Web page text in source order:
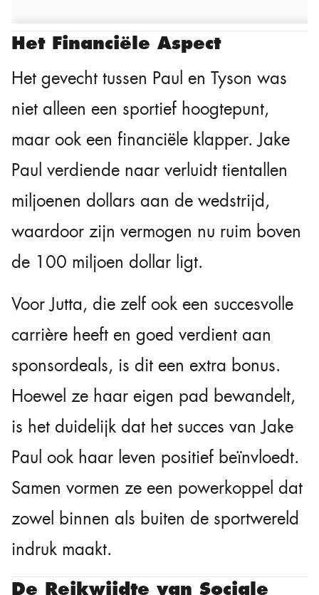
Het Financiële Aspect
Het gevecht tussen Paul en Tyson was
niet alleen een sportief hoogtepunt,
maar ook een financiële klapper. Jake
Paul verdiende naar verluidt tientallen
miljoenen dollars aan de wedstrijd,
waardoor zijn vermogen nu ruim boven
de 100 miljoen dollar ligt.
Voor Jutta, die zelf ook een succesvolle
carrière heeft en goed verdient aan
sponsordeals, is dit een extra bonus.
Hoewel ze haar eigen pad bewandelt,
is het duidelijk dat het succes van Jake
Paul ook haar leven positief beïnvloedt.
Samen vormen ze een powerkoppel dat
zowel binnen als buiten de sportwereld
indruk maakt.
De Reikwijdte van Sociale